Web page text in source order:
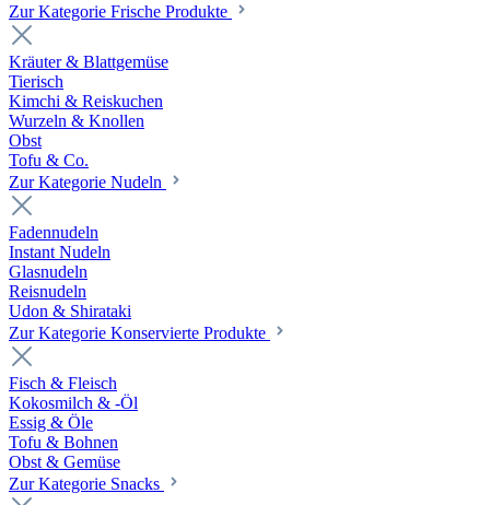
Zur Kategorie Frische Produkte
Kräuter & Blattgemüse
Tierisch
Kimchi & Reiskuchen
Wurzeln & Knollen
Obst
Tofu & Co.
Zur Kategorie Nudeln
Fadennudeln
Instant Nudeln
Glasnudeln
Reisnudeln
Udon & Shirataki
Zur Kategorie Konservierte Produkte
Fisch & Fleisch
Kokosmilch & -Öl
Essig & Öle
Tofu & Bohnen
Obst & Gemüse
Zur Kategorie Snacks